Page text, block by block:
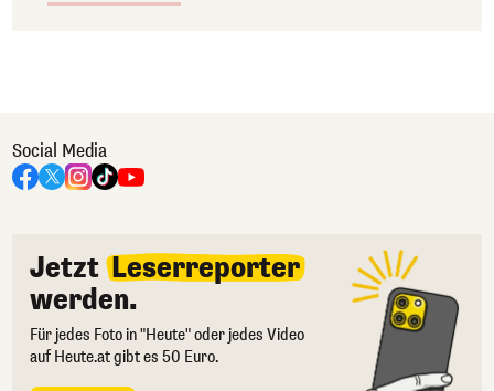
Social Media
Jetzt Leserreporter
werden.
Für jedes Foto in "Heute" oder jedes Video
auf Heute.at gibt es 50 Euro.